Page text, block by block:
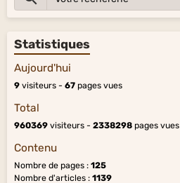
Statistiques
Aujourd'hui
9 visiteurs - 67 pages vues
Total
960369 visiteurs - 2338298 pages vues
Contenu
Nombre de pages : 125
Nombre d'articles : 1139